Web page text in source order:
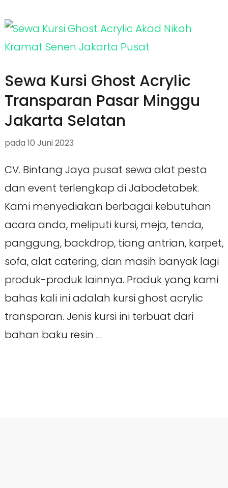
Sewa Kursi Ghost Acrylic
Transparan Pasar Minggu
Jakarta Selatan
pada 10 Juni 2023
CV. Bintang Jaya pusat sewa alat pesta
dan event terlengkap di Jabodetabek.
Kami menyediakan berbagai kebutuhan
acara anda, meliputi kursi, meja, tenda,
panggung, backdrop, tiang antrian, karpet,
sofa, alat catering, dan masih banyak lagi
produk-produk lainnya. Produk yang kami
bahas kali ini adalah kursi ghost acrylic
transparan. Jenis kursi ini terbuat dari
bahan baku resin …